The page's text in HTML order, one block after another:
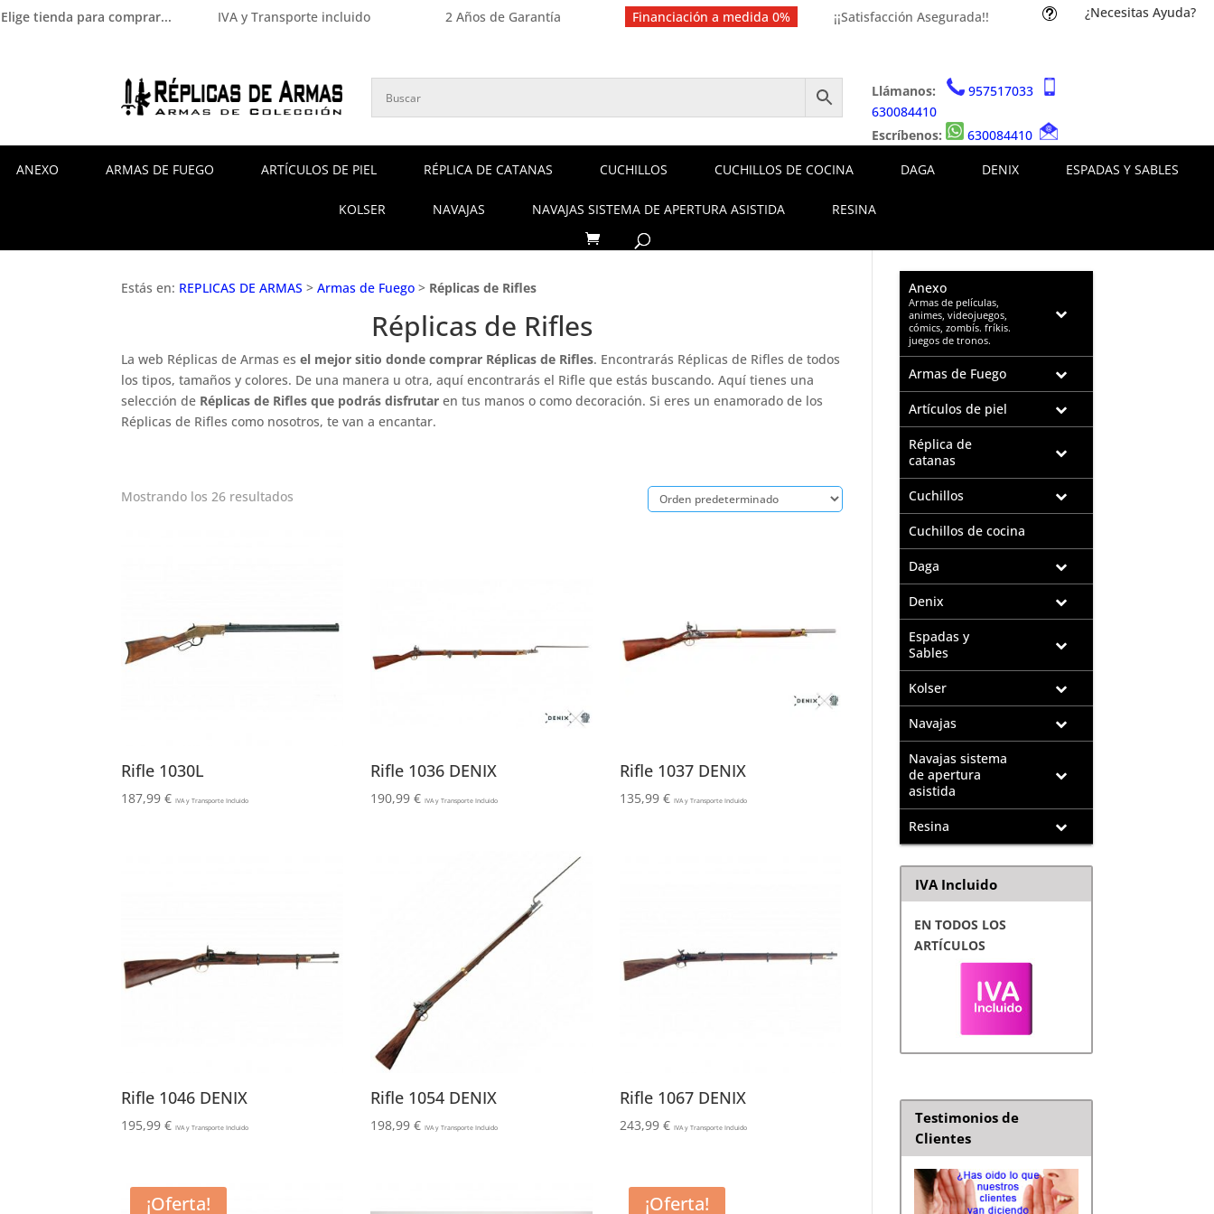
Elige tienda para comprar... IVA y Transporte incluido 2 Años de Garantía Financiación a medida 0% ¡¡Satisfacción Asegurada!! t ¿Necesitas Ayuda?
Llámanos:
957517033
630084410
Escríbenos:
630084410
ANEXO ARMAS DE FUEGO ARTÍCULOS DE PIEL RÉPLICA DE CATANAS CUCHILLOS CUCHILLOS DE COCINA DAGA DENIX ESPADAS Y SABLES
KOLSER NAVAJAS NAVAJAS SISTEMA DE APERTURA ASISTIDA RESINA
Estás en: REPLICAS DE ARMAS >Armas de Fuego > Réplicas de Rifles
Réplicas de Rifles
La web Réplicas de Armas esel mejor sitio donde comprar Réplicas de Rifles. Encontrarás Réplicas de Rifles de todos
los tipos, tamaños y colores. De una manera u otra, aquí encontrarás el Rifle que estás buscando. Aquí tienes una
selección de Réplicas de Rifles que podrás disfrutar en tus manos o como decoración. Si eres un enamorado de los
Réplicas de Rifles como nosotros, te van a encantar.
Mostrando los 26 resultados
Rifle 1030L
187,99€ IVA y Transporte Incluido
Rifle 1036 DENIX
190,99€ IVA y Transporte Incluido
Rifle 1037 DENIX
135,99 € IVA y Transporte Incluido
Rifle 1046 DENIX
195,99€ IVA y Transporte Incluido
Rifle 1054 DENIX
198,99€ IVA y Transporte Incluido
Rifle 1067 DENIX
243,99 € IVA y Transporte Incluido
¡Oferta! ¡Oferta!
Anexo
–
Armas de películas,
animes, videojuegos,
cómics, zombís. fríkis.
juegos de tronos.
Armas de Fuego
Artículos de piel
Réplica de
catanas
Cuchillos
Cuchillos de cocina
Daga
Denix
Espadas y
Sables
Kolser
Navajas
Navajas sistema
de apertura
asistida
Resina
IVA Incluido
EN TODOS LOS
ARTÍCULOS
Testimonios de
Clientes